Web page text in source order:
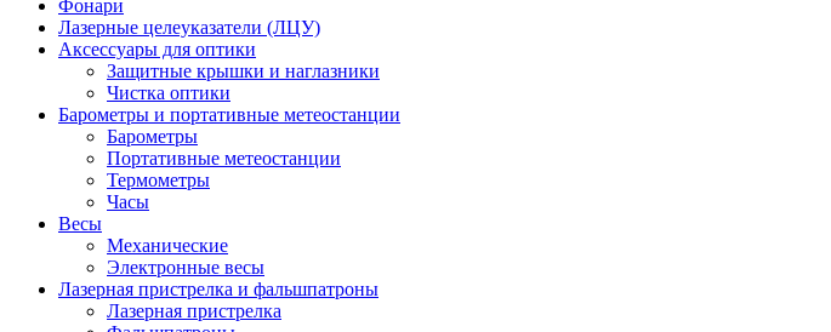
Фонари
Лазерные целеуказатели (ЛЦУ)
Аксессуары для оптики
Защитные крышки и наглазники
Чистка оптики
Барометры и портативные метеостанции
Барометры
Портативные метеостанции
Термометры
Часы
Весы
Механические
Электронные весы
Лазерная пристрелка и фальшпатроны
Лазерная пристрелка